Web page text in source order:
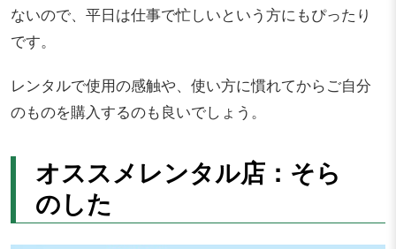
ないので、平日は仕事で忙しいという方にもぴったり
です。
レンタルで使用の感触や、使い方に慣れてからご自分
のものを購入するのも良いでしょう。
オススメレンタル店：そら
のした